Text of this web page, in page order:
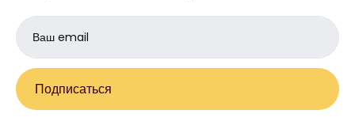
Email
address
Подписаться